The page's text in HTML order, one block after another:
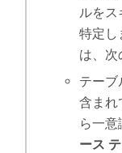
ルをス
特定し
は、
テーブ
含まれ
ら一意
ース